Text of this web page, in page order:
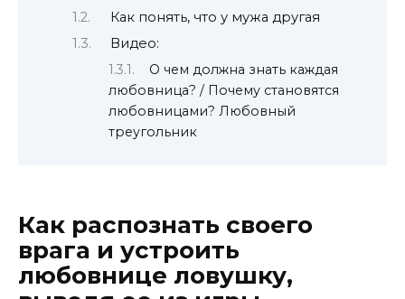
Как понять, что у мужа другая
Видео:
О чем должна знать каждая
любовница? / Почему становятся
любовницами? Любовный
треугольник
Как распознать своего
врага и устроить
любовнице ловушку,